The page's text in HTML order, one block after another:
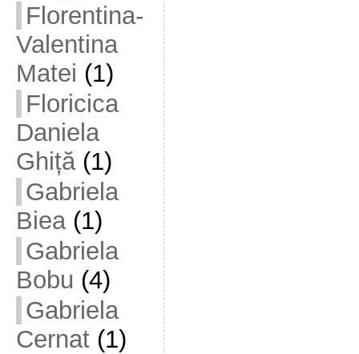
Florentina-
Valentina
Matei (1)
Floricica
Daniela
Ghiță(1)
Gabriela
Biea(1)
Gabriela
Bobu (4)
Gabriela
Cernat(1)